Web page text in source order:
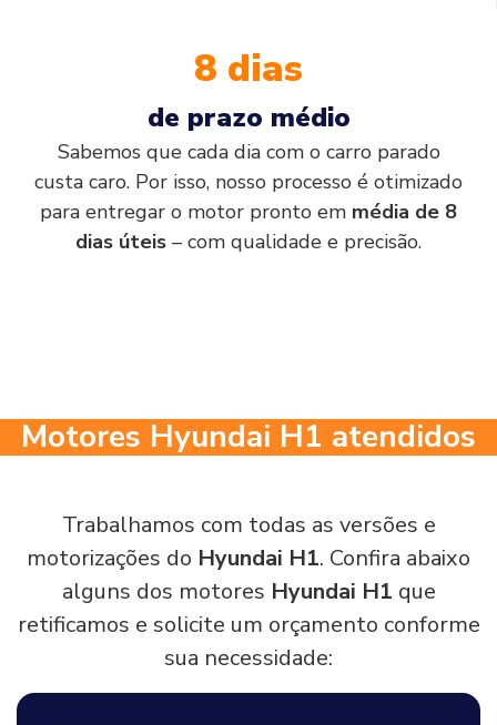
8 dias
de prazo médio
Sabemos que cada dia com o carro parado
custa caro. Por isso, nosso processo é otimizado
para entregar o motor pronto em média de 8
dias úteis – com qualidade e precisão.
Motores Hyundai H1 atendidos
Trabalhamos com todas as versões e
motorizações do Hyundai H1. Confira abaixo
alguns dos motores Hyundai H1 que
retificamos e solicite um orçamento conforme
sua necessidade: